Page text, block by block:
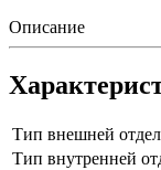
Описание
Тип внешней
Тип внутренней